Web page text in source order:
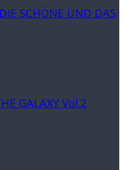
SCHÖNE UND DAS
GALAXY Vol.2